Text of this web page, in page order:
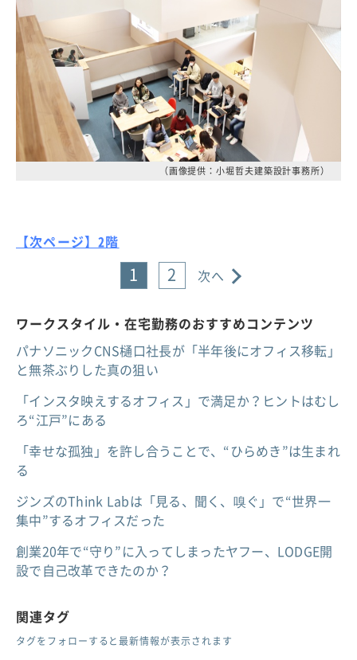
（画像提供：小堀哲夫建築設計事務所）
【次ページ】2階
1 2 次へ
ワークスタイル・在宅勤務のおすすめコンテンツ
パナソニックCNS樋口社長が「半年後にオフィス移転」
と無茶ぶりした真の狙い
「インスタ映えするオフィス」で満足か？ヒントはむし
ろ“江戸”にある
「幸せな孤独」を許し合うことで、“ひらめき”は生まれ
る
ジンズのThink Labは「見る、聞く、嗅ぐ」で“世界一
集中”するオフィスだった
創業20年で“守り”に入ってしまったヤフー、LODGE開
設で自己改革できたのか？
関連タグ
タグをフォローすると最新情報が表示されます